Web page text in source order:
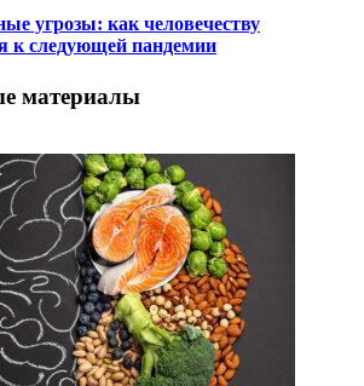
угрозы: как человечеству
к следующей пандемии
материалы